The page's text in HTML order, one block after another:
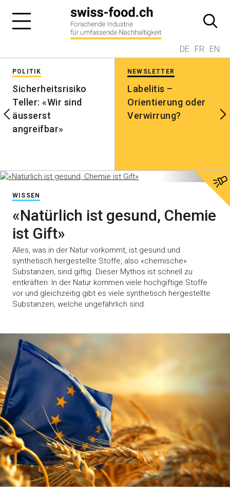
DE FR EN
POLITIK
Sicherheitsrisiko
Teller: «Wir sind
äusserst
angreifbar»
NEWSLETTER
Labelitis –
Orientierung oder
Verwirrung?
WISSEN
«Natürlich ist gesund, Chemie
ist Gift»
Alles, was in der Natur vorkommt, ist gesund und
synthetisch hergestellte Stoffe, also «chemische»
Substanzen, sind giftig. Dieser Mythos ist schnell zu
entkräften: In der Natur kommen viele hochgiftige Stoffe
vor und gleichzeitig gibt es viele synthetisch hergestellte
Substanzen, welche ungefährlich sind.